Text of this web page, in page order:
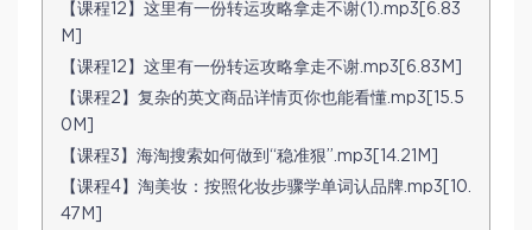
【课程12】这里有一份转运攻略拿走不谢(1).mp3[6.83
M]
【课程12】这里有一份转运攻略拿走不谢.mp3[6.83M]
【课程2】复杂的英文商品详情页你也能看懂.mp3[15.5
0M]
【课程3】海淘搜索如何做到“稳准狠”.mp3[14.21M]
【课程4】淘美妆：按照化妆步骤学单词认品牌.mp3[10.
47M]